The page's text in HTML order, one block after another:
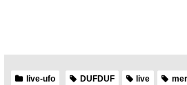
live-ufo DUFDUF live